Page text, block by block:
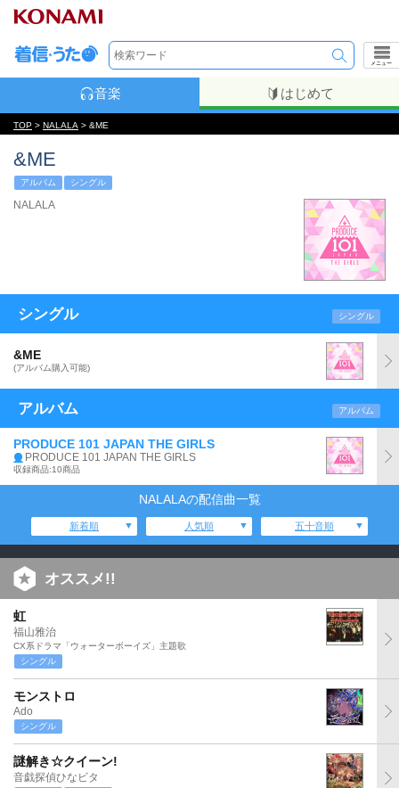
メニュー
音楽 はじめて
TOP > NALALA > &ME
&ME
アルバム シングル
NALALA
シングル シングル
&ME
(アルバム購入可能)
アルバム アルバム
PRODUCE 101 JAPAN THE GIRLS
PRODUCE 101 JAPAN THE GIRLS
収録商品:10商品
NALALAの配信曲一覧
新着順 人気順 五十音順
オススメ!!
虹
福山雅治
CX系ドラマ「ウォーターボーイズ」主題歌
シングル
モンストロ
Ado
シングル
謎解き☆クイーン!
音戯探偵ひなビタ